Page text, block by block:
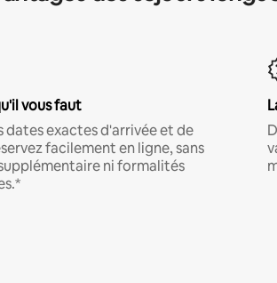
vous faut
dates exactes d'arrivée et de
facilement en ligne, sans
ni formalités